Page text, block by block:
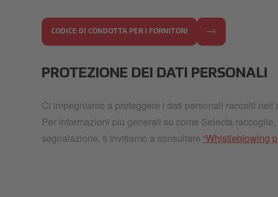
CODICE DI CONDOTTA PER I FORNITORI
PROTEZIONE DEI DATI PERSONALI
Ci impegniamo a proteggere i dati personali raccolti
Per informazioni più generali su come Selecta
segnalazione, ti invitiamo a consultare “Whistleblowing